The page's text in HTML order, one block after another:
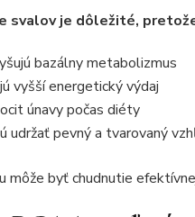
svalov je dôležité,
bazálny metabolizmus
vyšší energetický výdaj
únavy počas diéty
udržať pevný a tvarovaný
môže byť chudnutie